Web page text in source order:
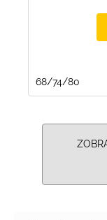
68/74/80